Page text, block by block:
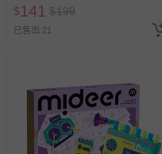
$141 $199
已售出 21